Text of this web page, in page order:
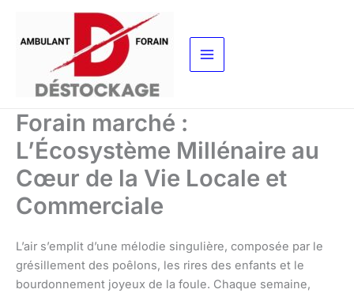
contenu
Forain marché :
L’Écosystème Millénaire au
Cœur de la Vie Locale et
Commerciale
L’air s’emplit d’une mélodie singulière, composée par le
grésillement des poêlons, les rires des enfants et le
bourdonnement joyeux de la foule. Chaque semaine,